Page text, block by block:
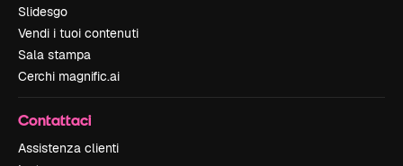
Slidesgo
Vendi i tuoi contenuti
Sala stampa
Cerchi magnific.ai
Contattaci
Assistenza clienti